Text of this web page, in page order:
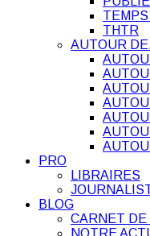
THTR
AUTOUR
PRO
LIBRAIRES
BLOG
CARNET DE
NOTRE